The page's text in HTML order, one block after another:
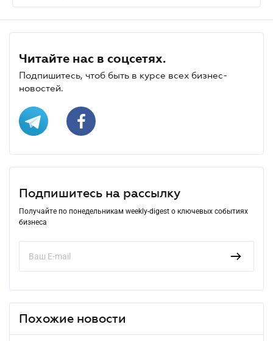
Читайте нас в соцсетях.
Подпишитесь, чтоб быть в курсе всех бизнес-
новостей.
Подпишитесь на рассылку
Получайте по понедельникам weekly-digest о ключевых событиях
бизнеса
Похожие новости